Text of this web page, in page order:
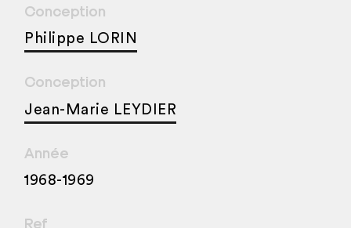
Conception
Philippe LORIN
Conception
Jean-Marie LEYDIER
Année
1968-1969
Ref